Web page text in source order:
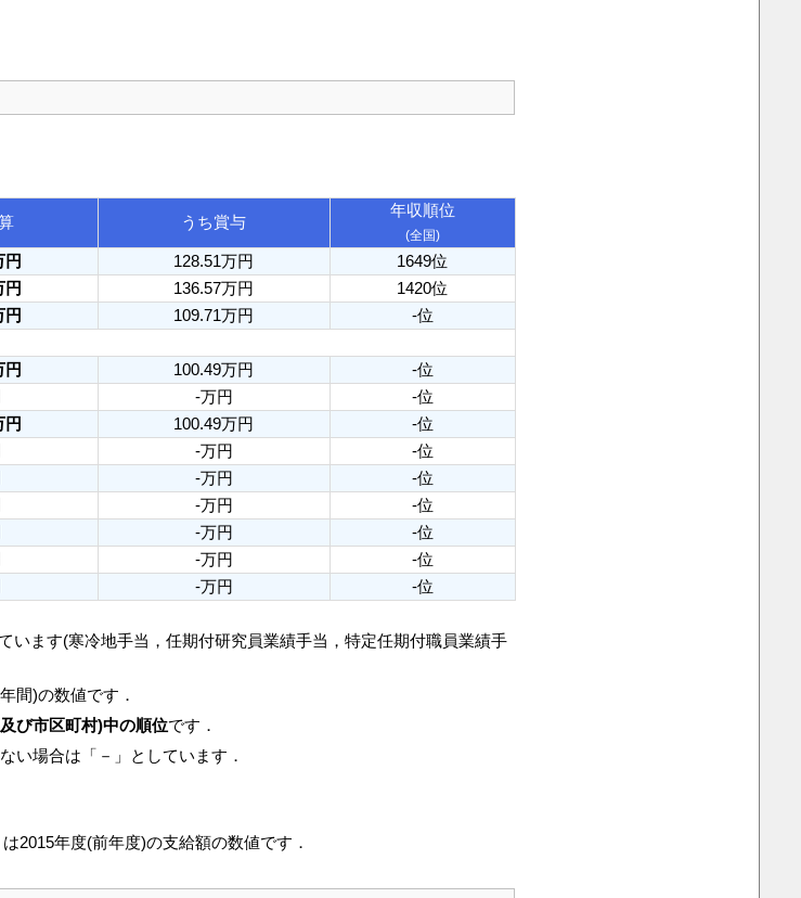
うち賞与
年収順位
(全国)
円 128.51万円
1649位
円 136.57万円
1420位
円 109.71万円
-位
円 100.49万円 -位
-万円 -位
円 100.49万円 -位
-万円 -位
-万円 -位
-万円 -位
-万円 -位
-万円 -位
-万円 -位
います(寒冷地手当，任期付研究員業績手当，特定任期付職員業績手
間)の数値です．
び市区町村)中の順位です．
い場合は「－」としています．
2015年度(前年度)の支給額の数値です．